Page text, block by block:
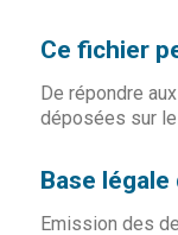
Ce fichier
De répondre
déposées sur
Base
Emission des